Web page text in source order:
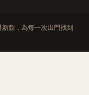
新款，為每一次出門找到